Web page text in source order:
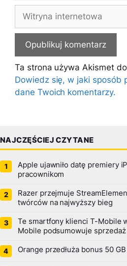
internetowa
Ta strona używa Akismet
Dowiedz się, w jaki sposób
dane Twoich komentarzy.
NAJCZĘŚCIEJ CZYTANE
Apple ujawniło datę premiery
pracownikom
Razer przejmuje
twórców na najwyższy bieg
Te smartfony klienci T-Mobile
Mobile podsumowuje sprzedaż
Orange przedłuża bonus 50